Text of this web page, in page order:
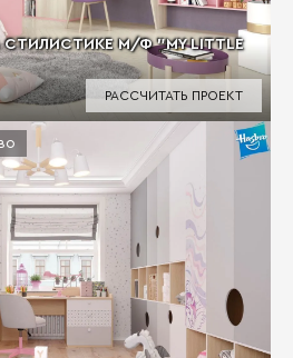
СТИЛИСТИКЕ М/Ф "MY LITTLE
РАССЧИТАТЬ ПРОЕКТ